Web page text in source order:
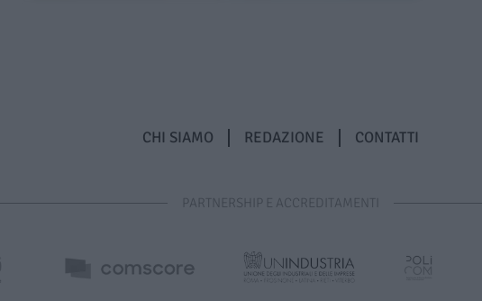
CHI SIAMO REDAZIONE CONTATTI
PARTNERSHIP E ACCREDITAMENTI